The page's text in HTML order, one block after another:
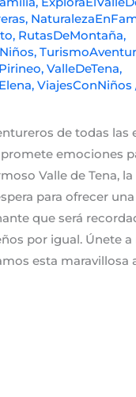
,
, RutasDeMontaña,
,
,ValleDeTena,
,ViajesConNiños
de todas las
emociones
Valle de Tena,
para ofrecer
que será
por igual. Únete
esta maravillosa